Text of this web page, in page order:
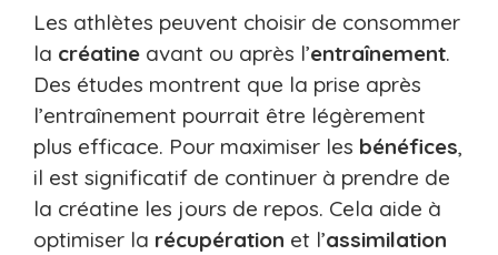
Les athlètes peuvent choisir de consommer
la créatine avant ou après l’entraînement.
Des études montrent que la prise après
l’entraînement pourrait être légèrement
plus efficace. Pour maximiser les bénéfices,
il est significatif de continuer à prendre de
la créatine les jours de repos. Cela aide à
optimiser la récupération et l’assimilation